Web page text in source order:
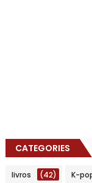
CATEGORIES
livros (42) K-